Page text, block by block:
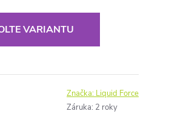
VARIANTU
Značka: Liquid Force
Záruka: 2 roky